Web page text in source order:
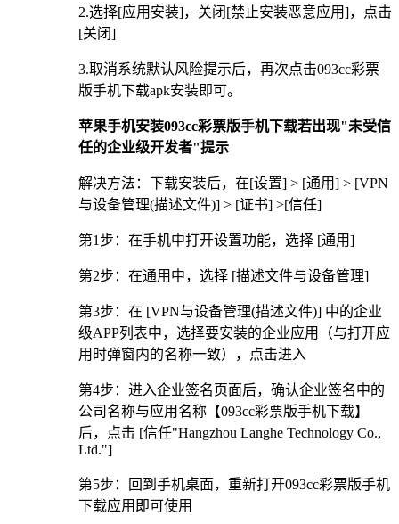
2.选择[应用安装]，关闭[禁止安装恶意应用]，点击
[关闭]
3.取消系统默认风险提示后，再次点击093cc彩票
版手机下载apk安装即可。
苹果手机安装093cc彩票版手机下载若出现"未受信
任的企业级开发者"提示
解决方法：下载安装后，在[设置] > [通用] > [VPN
与设备管理(描述文件)] > [证书] >[信任]
第1步：在手机中打开设置功能，选择 [通用]
第2步：在通用中，选择 [描述文件与设备管理]
第3步：在 [VPN与设备管理(描述文件)] 中的企业
级APP列表中，选择要安装的企业应用（与打开应
用时弹窗内的名称一致），点击进入
第4步：进入企业签名页面后，确认企业签名中的
公司名称与应用名称【093cc彩票版手机下载】
后，点击 [信任"Hangzhou Langhe Technology Co.,
Ltd."]
第5步：回到手机桌面，重新打开093cc彩票版手机
下载应用即可使用